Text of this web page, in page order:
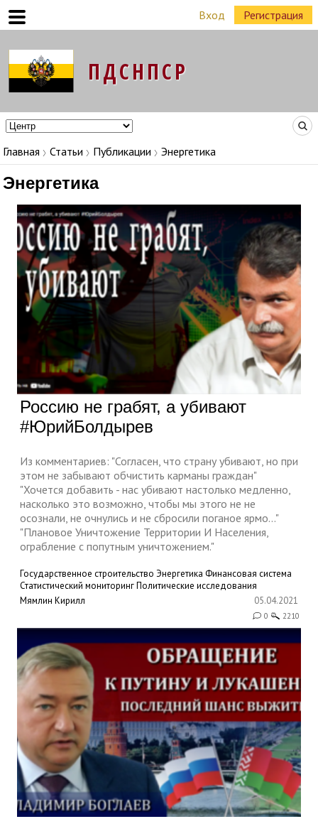
Вход Регистрация
Главная Статьи Публикации Энергетика
Энергетика
Россию не грабят, а убивают
#ЮрийБолдырев
Из комментариев: "Согласен, что страну убивают, но при
этом не забывают обчистить карманы граждан"
"Хочется добавить - нас убивают настолько медленно,
насколько это возможно, чтобы мы этого не не
осознали, не очнулись и не сбросили поганое ярмо..."
"Плановое Уничтожение Территории И Населения,
ограбление с попутным уничтожением."
Государственное строительство Энергетика Финансовая система
Статистический мониторингПолитические исследования
Мямлин Кирилл
05.04.2021
0 2210